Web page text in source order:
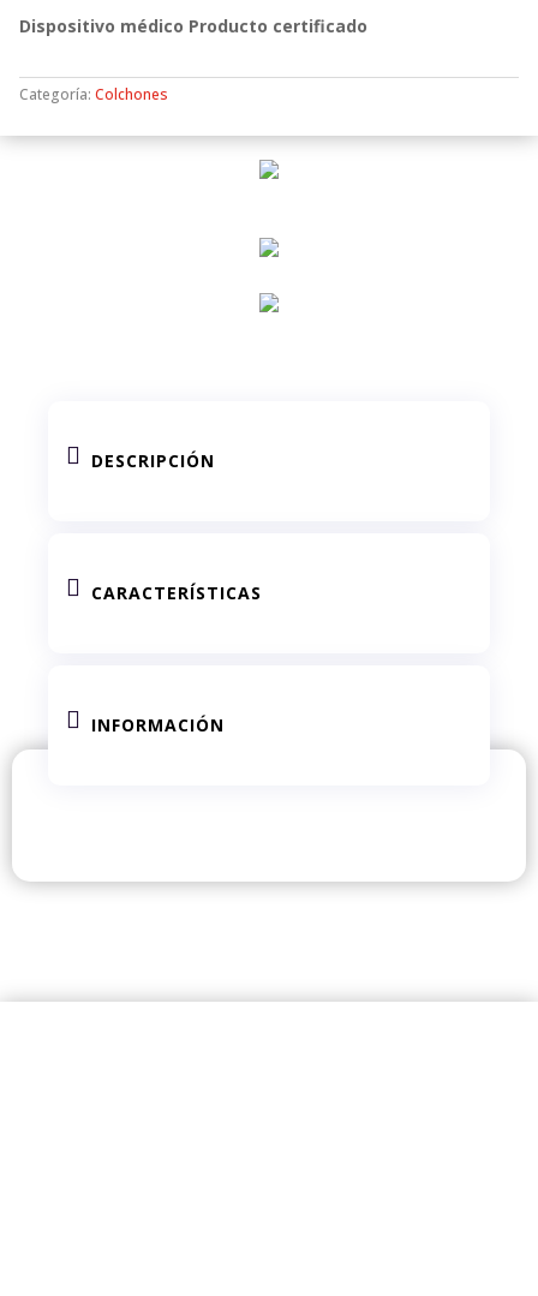
Dispositivo médico Producto certificado
Categoría: Colchones
 DESCRIPCIÓN
 CARACTERÍSTICAS
 INFORMACIÓN